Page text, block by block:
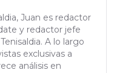
Juan es redactor
y redactor jefe
A lo largo
exclusivas a
análisis en